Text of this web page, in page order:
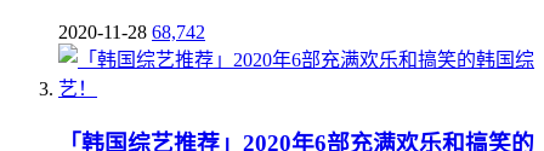
2020-11-28 68,742
「韩国综艺推荐」2020年6部充满欢乐和搞笑的